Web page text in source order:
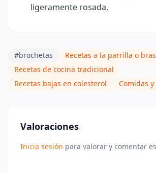
ligeramente rosada.
#brochetas
Recetas a la parrilla o
Recetas de cocina tradicional
Recetas bajas en colesterol
Comidas y
Valoraciones
Inicia sesión para valorar y comentar